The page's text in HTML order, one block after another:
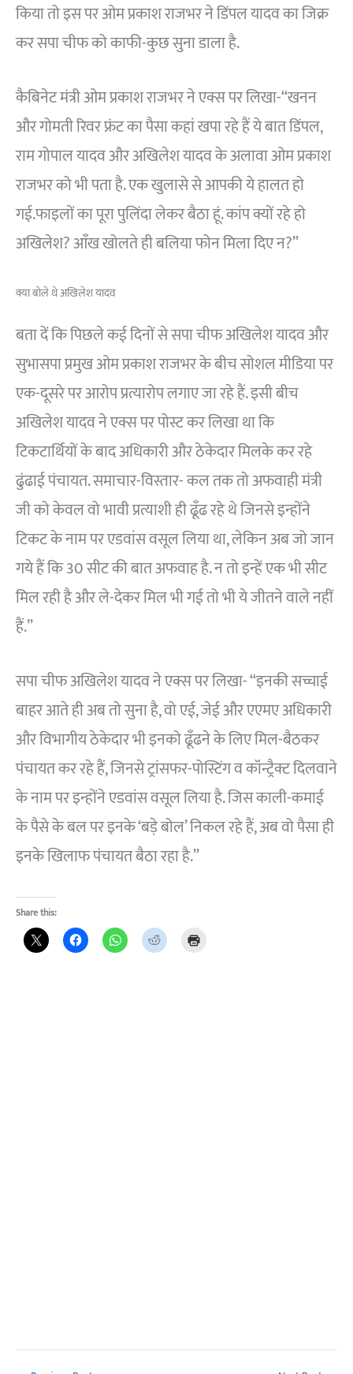
किया तो इस पर ओम प्रकाश राजभर ने डिंपल यादव का जिक्र
कर सपा चीफ को काफी-कुछ सुना डाला है.
कैबिनेट मंत्री ओम प्रकाश राजभर ने एक्स पर लिखा-“खनन
और गोमती रिवर फ्रंट का पैसा कहां खपा रहे हैं ये बात डिंपल,
राम गोपाल यादव और अखिलेश यादव के अलावा ओम प्रकाश
राजभर को भी पता है. एक खुलासे से आपकी ये हालत हो
गई.फाइलों का पूरा पुलिंदा लेकर बैठा हूं. कांप क्यों रहे हो
अखिलेश? आँख खोलते ही बलिया फोन मिला दिए न?”
क्या बोले थे अखिलेश यादव
बता दें कि पिछले कई दिनों से सपा चीफ अखिलेश यादव और
सुभासपा प्रमुख ओम प्रकाश राजभर के बीच सोशल मीडिया पर
एक-दूसरे पर आरोप प्रत्यारोप लगाए जा रहे हैं. इसी बीच
अखिलेश यादव ने एक्स पर पोस्ट कर लिखा था कि
टिकटार्थियों के बाद अधिकारी और ठेकेदार मिलके कर रहे
ढुंढाई पंचायत. समाचार-विस्तार- कल तक तो अफवाही मंत्री
जी को केवल वो भावी प्रत्याशी ही ढूँढ रहे थे जिनसे इन्होंने
टिकट के नाम पर एडवांस वसूल लिया था, लेकिन अब जो जान
गये हैं कि 30 सीट की बात अफवाह है. न तो इन्हें एक भी सीट
मिल रही है और ले-देकर मिल भी गई तो भी ये जीतने वाले नहीं
हैं.”
सपा चीफ अखिलेश यादव ने एक्स पर लिखा- “इनकी सच्चाई
बाहर आते ही अब तो सुना है, वो एई, जेई और एएमए अधिकारी
और विभागीय ठेकेदार भी इनको ढूँढने के लिए मिल-बैठकर
पंचायत कर रहे हैं, जिनसे ट्रांसफर-पोस्टिंग व कॉन्ट्रैक्ट दिलवाने
के नाम पर इन्होंने एडवांस वसूल लिया है. जिस काली-कमाई
के पैसे के बल पर इनके ‘बड़े बोल’ निकल रहे हैं, अब वो पैसा ही
इनके खिलाफ पंचायत बैठा रहा है.”
Share this: